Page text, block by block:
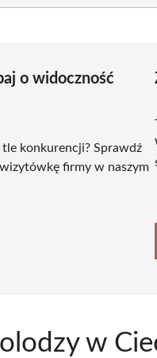
o widoczność
konkurencji? Sprawdź
firmy w naszym
w